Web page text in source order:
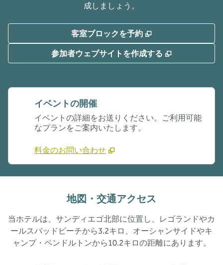
成しましょう。
客室ブロックを予約 ,
参加者ウェブサイトを作成する ,
イベントの開催
イベントの詳細をお送りください。ご利用可能
なプランをご案内いたします。
料金のお問い合わせ
地図・交通アクセス
当ホテルは、サンディエゴ北部に位置し、レゴランドやカ
ールスバッドビーチから3.2キロ、オーシャンサイドやキ
ャンプ・ペンドルトンから10.2キロの距離にあります。